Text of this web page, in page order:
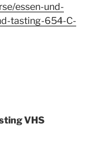
essen-und-
tasting-654-C-
VHS